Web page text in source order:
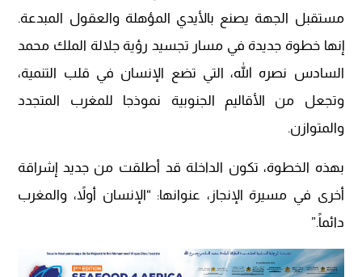
مستقبل الجهة يصنع بالأيدي المؤهلة والعقول المبدعة.
إنها خطوة جديدة في مسار تجسيد رؤية جلالة الملك محمد
السادس نصره الله، التي تضع الإنسان في قلب التنمية،
وتجعل من الأقاليم الجنوبية نموذجا للمغرب المتجدد
والمتوازن.
بهذه الخطوة، تكون الداخلة قد أطلقت من جديد إشراقة
أخرى في مسيرة الإنجاز، عنوانها: “الإنسان أولاً، والمغرب
دائماً.”